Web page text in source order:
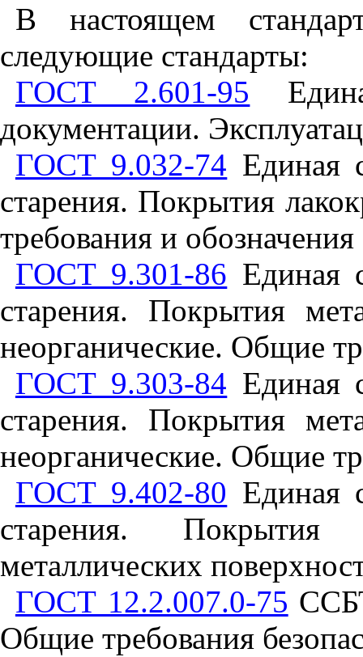
В настоящем
следующие стандарты:
ГОСТ 2.601-95
документации.
ГОСТ 9.032-74 Единая
старения. Покрытия
требования и обозначения
ГОСТ 9.301-86 Единая
старения. Покрытия
неорганические. Общие
ГОСТ 9.303-84 Единая
старения. Покрытия
неорганические. Общие
ГОСТ 9.402-80 Единая
старения. Покрытия
металлических
ГОСТ 12.2.007.0-75
Общие требования